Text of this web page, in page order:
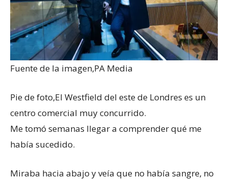
Fuente de la imagen,PA Media
Pie de foto,El Westfield del este de Londres es un
centro comercial muy concurrido.
Me tomó semanas llegar a comprender qué me
había sucedido.
Miraba hacia abajo y veía que no había sangre, no